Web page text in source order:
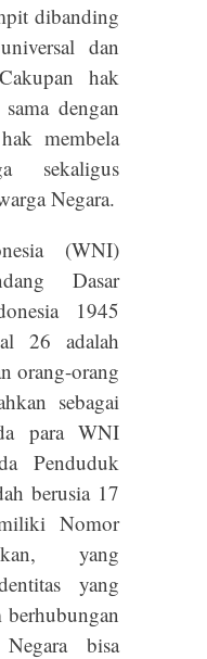
dibanding
dan
hak
dengan
membela
sekaligus
Negara.
(WNI)
Dasar
1945
26 adalah
orang-orang
sebagai
para WNI
Penduduk
berusia 17
Nomor
yang
yang
berhubungan
Negara bisa